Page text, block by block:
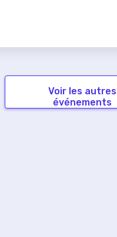
Voir les autres
événements